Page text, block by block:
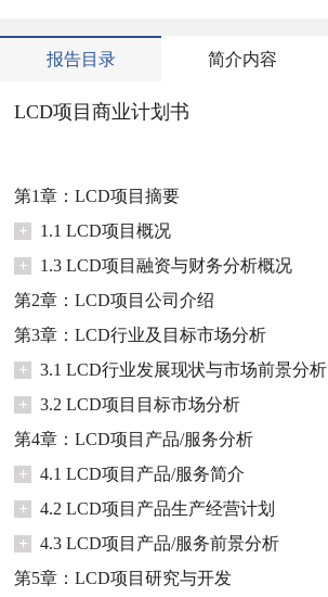
报告目录 简介内容
LCD项目商业计划书
第1章：LCD项目摘要
+
1.1 LCD项目概况
+
1.3 LCD项目融资与财务分析概况
第2章：LCD项目公司介绍
第3章：LCD行业及目标市场分析
+
3.1 LCD行业发展现状与市场前景分析
+
3.2 LCD项目目标市场分析
第4章：LCD项目产品/服务分析
+
4.1 LCD项目产品/服务简介
+
4.2 LCD项目产品生产经营计划
+
4.3 LCD项目产品/服务前景分析
第5章：LCD项目研究与开发